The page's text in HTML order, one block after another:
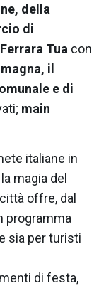
della
di
Ferrara Tua con
il
e di
main
italiane in
magia del
offre, dal
programma
sia per turisti
di festa,